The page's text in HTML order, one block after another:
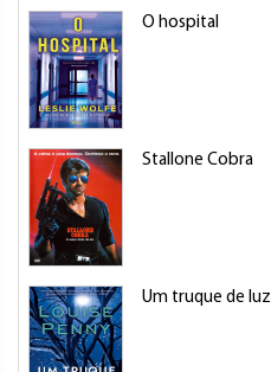
O hospital
Stallone Cobra
Um truque de luz